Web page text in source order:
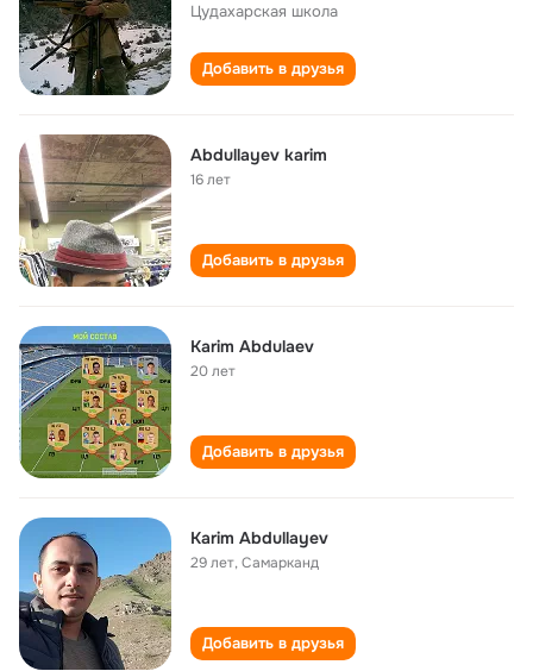
Цудахарская школа
Добавить в друзья
Abdullayev karim
16 лет
Добавить в друзья
Karim Abdulaev
20 лет
Добавить в друзья
Karim Abdullayev
29 лет,Самарканд
Добавить в друзья